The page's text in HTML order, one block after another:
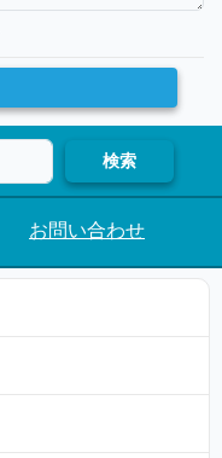
検索
お問い合わせ